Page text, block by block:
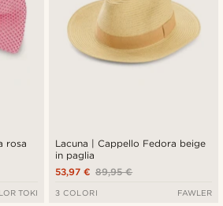
rosa
TOKI
Lacuna | Cappello Fedora beige
in paglia
89,95 €
53,97 €
3 COLORI FAWLER